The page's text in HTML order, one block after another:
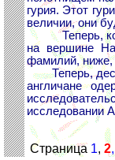
гурия. Этот
величии, они
Теперь,
на вершине
фамилий, ниже,
Теперь,
англичане
исследовании
Страница 1, 2,